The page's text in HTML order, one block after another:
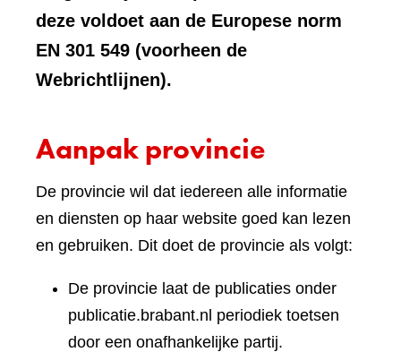
deze voldoet aan de Europese norm
EN 301 549 (voorheen de
Webrichtlijnen).
Aanpak provincie
De provincie wil dat iedereen alle informatie
en diensten op haar website goed kan lezen
en gebruiken. Dit doet de provincie als volgt:
De provincie laat de publicaties onder
publicatie.brabant.nl periodiek toetsen
door een onafhankelijke partij.